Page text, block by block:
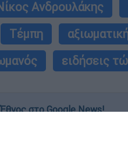
Ανδρουλάκης
Τέμπη
ειδήσεις
στο Google News!